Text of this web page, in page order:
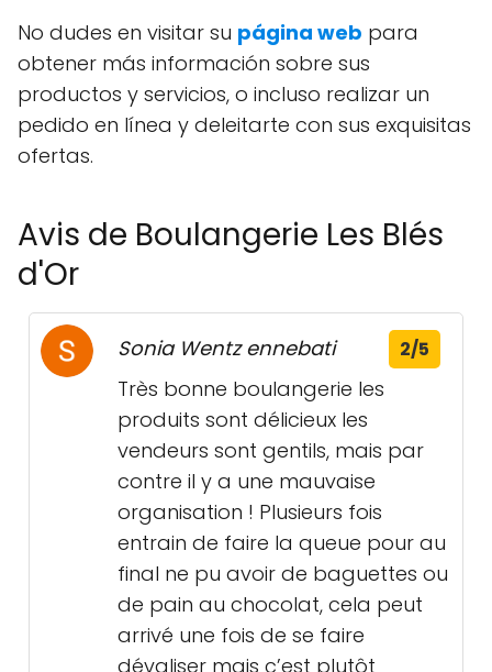
No dudes en visitar su página web para
obtener más información sobre sus
productos y servicios, o incluso realizar un
pedido en línea y deleitarte con sus exquisitas
ofertas.
Avis de Boulangerie Les Blés
d'Or
Sonia Wentz ennebati 2/5
Très bonne boulangerie les
produits sont délicieux les
vendeurs sont gentils, mais par
contre il y a une mauvaise
organisation ! Plusieurs fois
entrain de faire la queue pour au
final ne pu avoir de baguettes ou
de pain au chocolat, cela peut
arrivé une fois de se faire
dévaliser mais c’est plutôt